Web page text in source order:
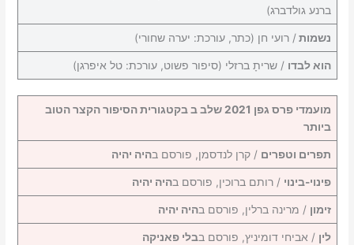
ברנע גולדברג)
נשמות/ רועי חן (כתר, עורכת: יערה שחורי)
הוא לבדו / שריתָ ברזלי (סיפור פשוט, עורכת: טל איפרגן)
מועמדי פרס גפן 2021 שלב ב בקטגורית הסיפור הקצר הטוב
ביותר
תפרים וטפרים / קרן לנדסמן, פורסם בהיה יהיה
פינוי-בינוי / רותם ברוכין, פורסם בהיה יהיה
זימון / מרינה ברלין, פורסם בהיה יהיה
לין / אביחי דומיניץ, פורסם בבלי פאניקה